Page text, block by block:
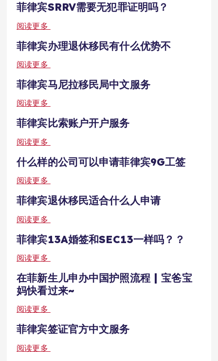
菲律宾SRRV需要无犯罪证明吗？
阅读更多
菲律宾办理退休移民有什么优势不
阅读更多
菲律宾马尼拉移民局中文服务
阅读更多
菲律宾比索账户开户服务
阅读更多
什么样的公司可以申请菲律宾9G工签
阅读更多
菲律宾退休移民适合什么人申请
阅读更多
菲律宾13A婚签和SEC13一样吗？？
阅读更多
在菲新生儿申办中国护照流程 | 宝爸宝
妈快看过来~
阅读更多
菲律宾签证官方中文服务
阅读更多